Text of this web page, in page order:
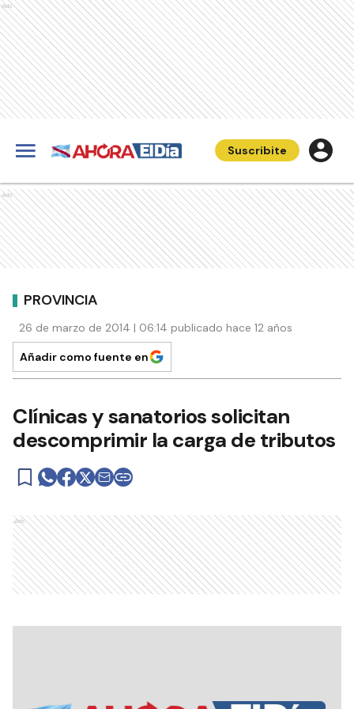
Ads
Suscribite
Ads
PROVINCIA
26 de marzo de 2014 | 06:14 publicado hace 12 años
Añadir como fuente en
Clínicas y sanatorios solicitan
descomprimir la carga de tributos
Ads